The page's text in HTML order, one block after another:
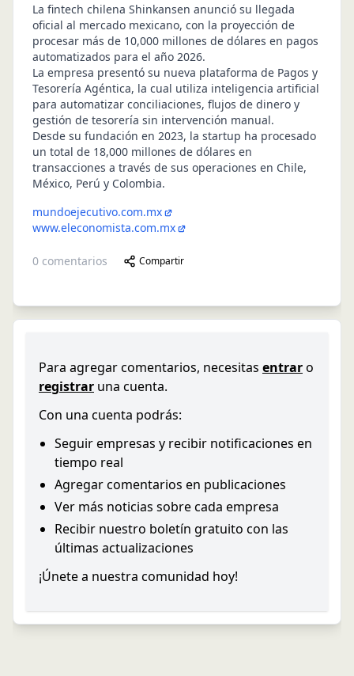
La fintech chilena Shinkansen anunció su llegada
oficial al mercado mexicano, con la proyección de
procesar más de 10,000 millones de dólares en pagos
automatizados para el año 2026.
La empresa presentó su nueva plataforma de Pagos y
Tesorería Agéntica, la cual utiliza inteligencia artificial
para automatizar conciliaciones, flujos de dinero y
gestión de tesorería sin intervención manual.
Desde su fundación en 2023, la startup ha procesado
un total de 18,000 millones de dólares en
transacciones a través de sus operaciones en Chile,
México, Perú y Colombia.
mundoejecutivo.com.mx
www.eleconomista.com.mx
0 comentarios Compartir
Para agregar comentarios, necesitas entraro
registrar una cuenta.
Con una cuenta podrás:
Seguir empresas y recibir notificaciones en
tiempo real
Agregar comentarios en publicaciones
Ver más noticias sobre cada empresa
Recibir nuestro boletín gratuito con las
últimas actualizaciones
¡Únete a nuestra comunidad hoy!